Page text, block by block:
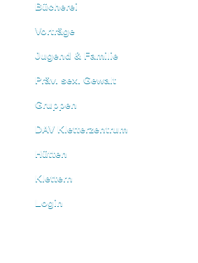
Bücherei
Vorträge
Jugend & Familie
Präv. sex. Gewalt
Gruppen
DAV Kletterzentrum
Hütten
Klettern
Login